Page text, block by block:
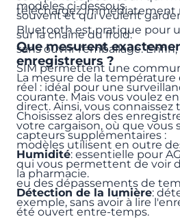
modèles ci-dessous.
souvent et qui veulent
sur la chaîne du froid.
téléchargez immédiatement
Bluetooth est pratique pour
sans ouvrir l'emballage.
SIM permettent une
réel : idéal pour une
direct. Ainsi, vous
votre cargaison, où que vous
modèles utilisent en outre
qui vous permettent de voir
eu des dépassements de
exemple, sans avoir à lire
Que mesurent
enregistreurs ?
La mesure de la
courante. Mais vous voulez
Choisissez alors des
capteurs supplémentaires :
Humidité: essentielle pour
la pharmacie.
Détection de la lumière:
été ouvert entre-temps.